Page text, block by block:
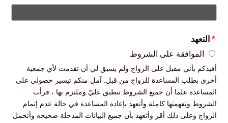
*
الموافقة على الشروط
أفيدكم بأني مقبل على الزواج ولم يسبق لي أن تقدمت لأي جمعية
أخرى بطلب المساعدة للزواج من قبل. آمل منكم تيسير حصولي على
المساعدة علما أن جميع الشروط تنطبق عليّ وملتزم بها ، قرأت
الشروط وتفهمتها كاملة وأتعهد بإعادة المساعدة في حالة عدم إتمام
الزواج وعلى ذلك أقر وأتعهد بأن جميع البيانات المدخلة صحيحه وأتحمل